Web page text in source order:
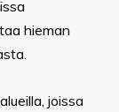
hieman
joissa